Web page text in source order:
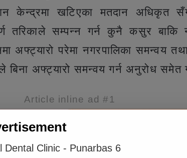
केन्द्रमा खटिएका मतदान अधिकृत
तरिकाले सम्पन्न गर्न कुनै कसुर
अफ्ट्यारो परेमा नगरपालिका समन्वय
बिना अफ्ट्यारो समन्वय गर्न अनुरोध समेत
Article inline ad #1
Dental Clinic - Punarbas 6